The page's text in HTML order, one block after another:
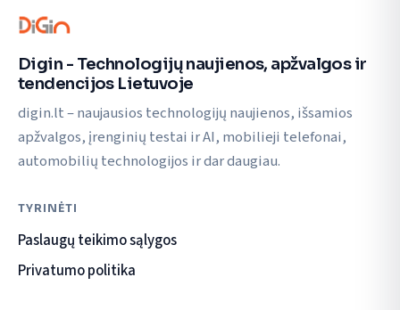
Digin - Technologijų naujienos, apžvalgos ir
tendencijos Lietuvoje
digin.lt – naujausios technologijų naujienos, išsamios
apžvalgos, įrenginių testai ir AI, mobilieji telefonai,
automobilių technologijos ir dar daugiau.
TYRINĖTI
Paslaugų teikimo sąlygos
Privatumo politika